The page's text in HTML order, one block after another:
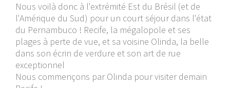
Nous voilà donc à l'extrémité Est du Brésil (et de
l'Amérique du Sud) pour un court séjour dans l'état
du Pernambuco ! Recife, la mégalopole et ses
plages à perte de vue, et sa voisine Olinda, la belle
dans son écrin de verdure et son art de rue
exceptionnel
Nous commençons par Olinda pour visiter demain